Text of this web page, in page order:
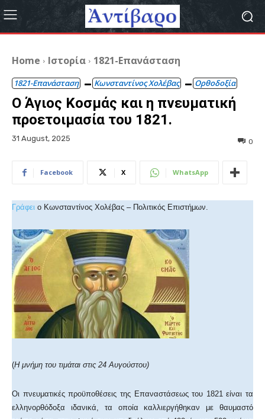
Home Ιστορία 1821-Επανάσταση
1821-Επανάσταση Κωνσταντίνος Χολέβας Ορθοδοξία
Ο Άγιος Κοσμάς και η πνευματική
προετοιμασία του 1821.
31 August, 2025 0
Facebook X WhatsApp
Γράφει ο Κωνσταντίνος Χολέβας – Πολιτικός Επιστήμων.
(Η μνήμη του τιμάται στις 24 Αυγούστου)
Οι πνευματικές προϋποθέσεις της Επαναστάσεως του 1821 είναι τα
ελληνορθόδοξα ιδανικά, τα οποία καλλιεργήθηκαν με θαυμαστό